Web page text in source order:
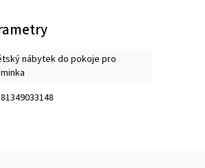
nábytek do pokoje pro